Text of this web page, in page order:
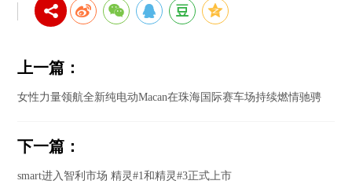
上一篇：
女性力量领航全新纯电动Macan在珠海国际赛车场持续燃情驰骋
下一篇：
smart进入智利市场 精灵#1和精灵#3正式上市